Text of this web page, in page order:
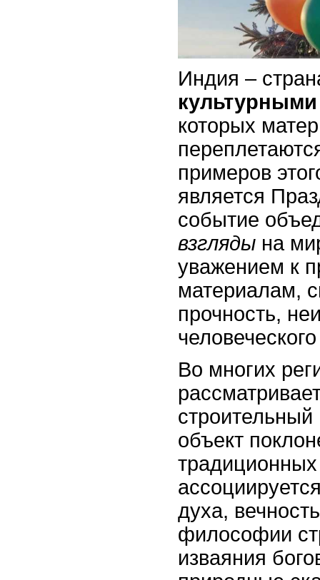
Индия –
которых
примеров
является
событие
взгляды на
уважением к
материалам,
прочность,
Во многих
объект
духа,
философии
изваяния